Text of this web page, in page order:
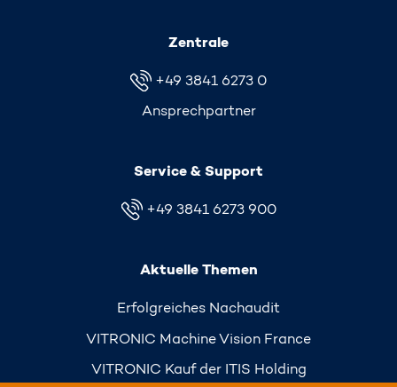
Zentrale
+49 3841 6273 0
Ansprechpartner
Service & Support
+49 3841 6273 900
Aktuelle Themen
Erfolgreiches Nachaudit
VITRONIC Machine Vision France
VITRONIC Kauf der ITIS Holding